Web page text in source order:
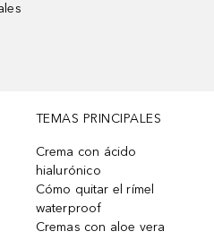
TEMAS PRINCIPALES
Crema con ácido
hialurónico
Cómo quitar el rímel
waterproof
Cremas con aloe vera